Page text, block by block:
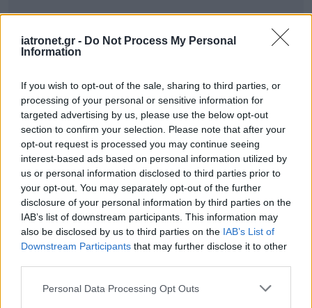
iatronet.gr - Do Not Process My Personal
Information
If you wish to opt-out of the sale, sharing to third parties, or
processing of your personal or sensitive information for
targeted advertising by us, please use the below opt-out
section to confirm your selection. Please note that after your
opt-out request is processed you may continue seeing
interest-based ads based on personal information utilized by
us or personal information disclosed to third parties prior to
your opt-out. You may separately opt-out of the further
disclosure of your personal information by third parties on the
IAB’s list of downstream participants. This information may
also be disclosed by us to third parties on the IAB’s List of
Downstream Participants that may further disclose it to other
Please note that this website/app uses one or more Google
Personal Data Processing Opt Outs